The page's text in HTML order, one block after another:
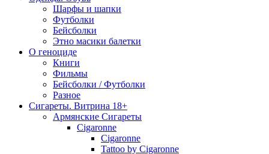
Шарфы и шапки
Футболки
Бейсболки
Этно масики балетки
О геноциде
Книги
Фильмы
Бейсболки / Футболки
Разное
Сигареты. Витрина 18+
Армянские Сигареты
Cigaronne
Cigaronne
Tattoo by Cigaronne